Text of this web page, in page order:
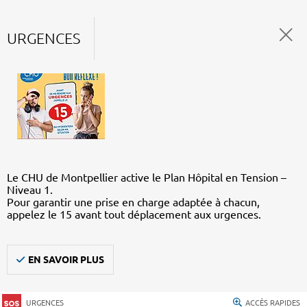
URGENCES
Le CHU de Montpellier active le Plan Hôpital en Tension –
Niveau 1.
Pour garantir une prise en charge adaptée à chacun,
appelez le 15 avant tout déplacement aux urgences.
EN SAVOIR PLUS
URGENCES ACCÈS RAPIDES